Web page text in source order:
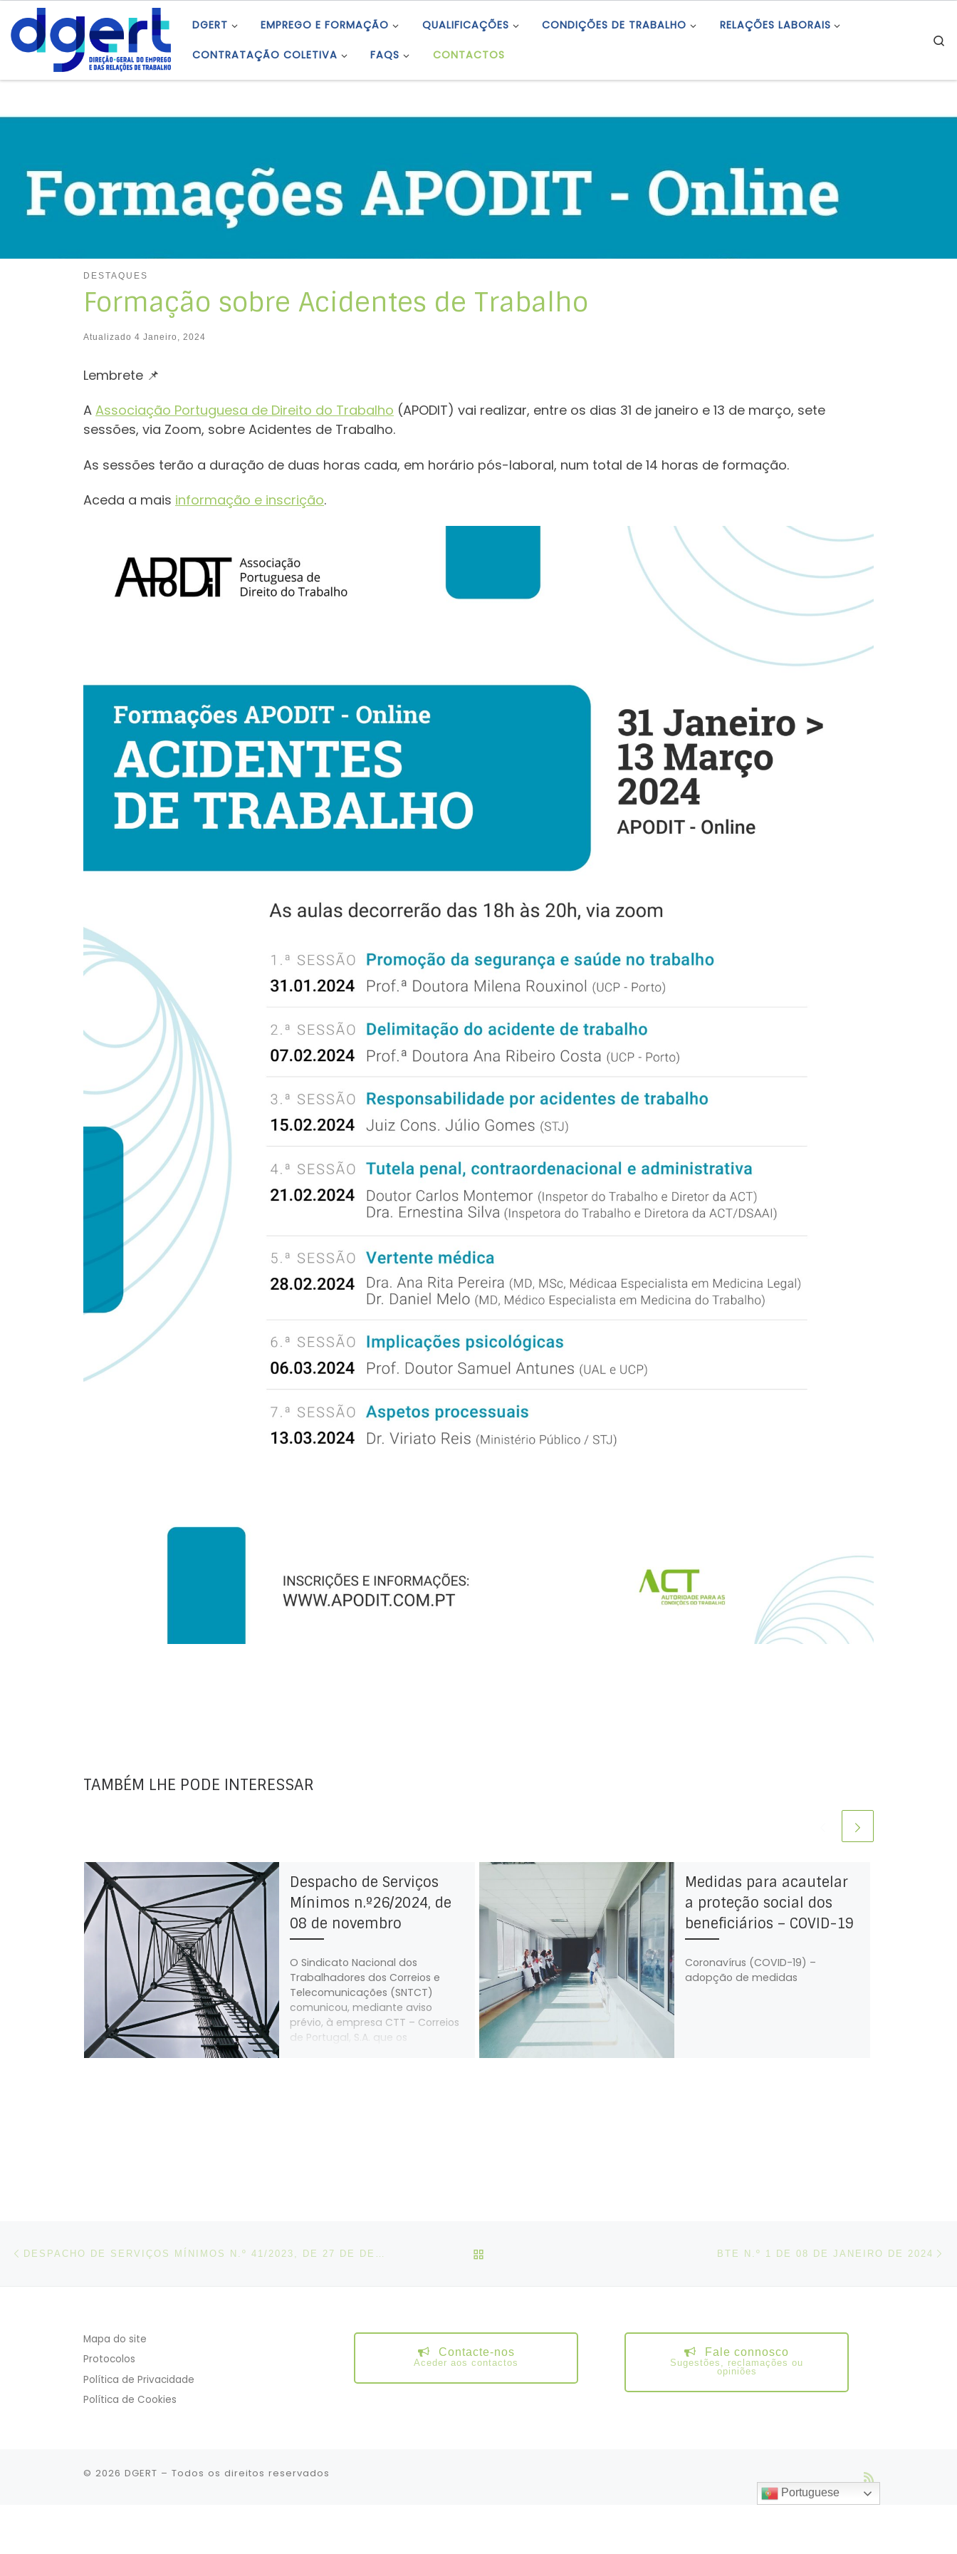
Skip to content DGERT EMPREGO E FORMAÇÃO QUALIFICAÇÕES CONDIÇÕES DE TRABALHO RELAÇÕES LABORAIS
CONTRATAÇÃO COLETIVA FAQS CONTACTOS
DESTAQUES
Formação sobre Acidentes de Trabalho
Atualizado 4 Janeiro, 2024
Lembrete 📌
A Associação Portuguesa de Direito do Trabalho (APODIT) vai realizar, entre os dias 31 de janeiro e 13 de março, sete
sessões, via Zoom, sobre Acidentes de Trabalho.
As sessões terão a duração de duas horas cada, em horário pós-laboral, num total de 14 horas de formação.
Aceda a mais informação e inscrição.
TAMBÉM LHE PODE INTERESSAR
Despacho de Serviços
Mínimos n.º26/2024, de
08 de novembro
O Sindicato Nacional dos
Trabalhadores dos Correios e
Telecomunicações (SNTCT)
comunicou, mediante aviso
prévio, à empresa CTT – Correios
de Portugal, S.A. que os
Medidas para acautelar
a proteção social dos
beneficiários – COVID-19
Coronavírus (COVID-19) –
adopção de medidas
Post navigation BTE N.º 1 DE 08 DE JANEIRO DE 2024
Mapa do site
Protocolos
Política de Privacidade
Política de Cookies
Contacte-nos
Aceder aos contactos
Fale connosco
Sugestões, reclamações ou
opiniões
© 2026 DGERT – Todos os direitos reservados
Portuguese